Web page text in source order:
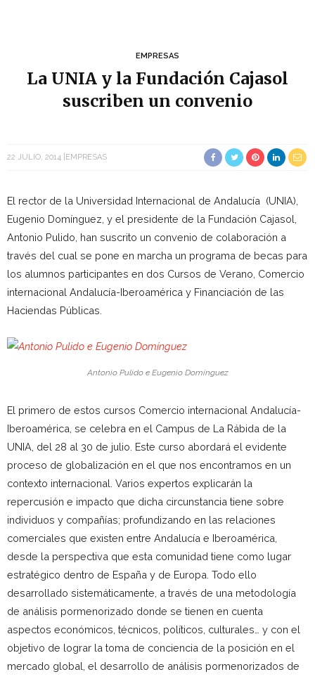
EMPRESAS
La UNIA y la Fundación Cajasol
suscriben un convenio
22 JULIO, 2014 EMPRESAS
El rector de la Universidad Internacional de Andalucía (UNIA),
Eugenio Domínguez, y el presidente de la Fundación Cajasol,
Antonio Pulido, han suscrito un convenio de colaboración a
través del cual se pone en marcha un programa de becas para
los alumnos participantes en dos Cursos de Verano, Comercio
internacional Andalucía-Iberoamérica y Financiación de las
Haciendas Públicas.
Antonio Pulido e Eugenio Domínguez
El primero de estos cursos Comercio internacional Andalucía-
Iberoamérica, se celebra en el Campus de La Rábida de la
UNIA, del 28 al 30 de julio. Este curso abordará el evidente
proceso de globalización en el que nos encontramos en un
contexto internacional. Varios expertos explicarán la
repercusión e impacto que dicha circunstancia tiene sobre
individuos y compañías; profundizando en las relaciones
comerciales que existen entre Andalucía e Iberoamérica,
desde la perspectiva que esta comunidad tiene como lugar
estratégico dentro de España y de Europa. Todo ello
desarrollado sistemáticamente, a través de una metodología
de análisis pormenorizado donde se tienen en cuenta
aspectos económicos, técnicos, políticos, culturales… y con el
objetivo de lograr la toma de conciencia de la posición en el
mercado global, el desarrollo de análisis pormenorizados de